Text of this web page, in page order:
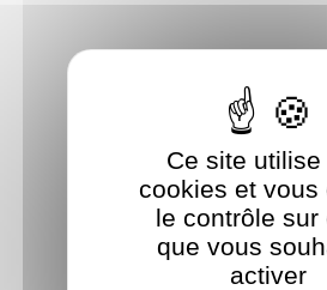
Ce site utilise
cookies et vous
le contrôle sur
que vous
activer